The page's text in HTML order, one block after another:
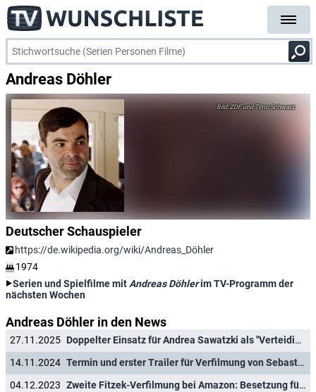
Andreas Döhler
ZDF und Timo Schwarz.
Deutscher Schauspieler
https://de.wikipedia.org/wiki/Andreas_Döhler
1974
Serien und Spielfilme mit Andreas Döhlerim TV-Programm der
nächsten Wochen
Andreas Döhler in den News
27.11.2025
Doppelter Einsatz für Andrea Sawatzki als "Verteidigerin" und Taxifahrerin
14.11.2024
Termin und erster Trailer für Verfilmung von Sebastian Fitzeks größtem Roman-Erfolg
04.12.2023
Zweite Fitzek-Verfilmung bei Amazon: Besetzung für "Der Heimweg" steht